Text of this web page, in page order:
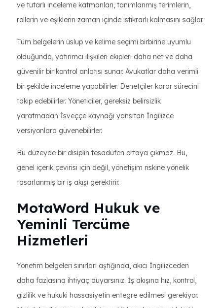
ve tutarlı inceleme katmanları, tanımlanmış terimlerin,
rollerin ve eşiklerin zaman içinde istikrarlı kalmasını sağlar.
Tüm belgelerin üslup ve kelime seçimi birbirine uyumlu
olduğunda, yatırımcı ilişkileri ekipleri daha net ve daha
güvenilir bir kontrol anlatısı sunar. Avukatlar daha verimli
bir şekilde inceleme yapabilirler. Denetçiler karar sürecini
takip edebilirler. Yöneticiler, gereksiz belirsizlik
yaratmadan İsveççe kaynağı yansıtan İngilizce
versiyonlara güvenebilirler.
Bu düzeyde bir disiplin tesadüfen ortaya çıkmaz. Bu,
genel içerik çevirisi için değil, yönetişim riskine yönelik
tasarlanmış bir iş akışı gerektirir.
MotaWord Hukuk ve
Yeminli Tercüme
Hizmetleri
Yönetim belgeleri sınırları aştığında, akıcı İngilizceden
daha fazlasına ihtiyaç duyarsınız. İş akışına hız, kontrol,
gizlilik ve hukuki hassasiyetin entegre edilmesi gerekiyor.